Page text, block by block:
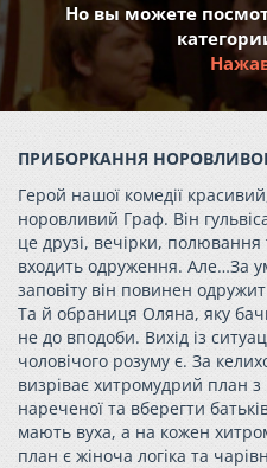
Но вы можете
ПРИБОРКАННЯ
Герой нашої комедії
норовливий Граф. Він
це друзі, вечірки,
входить одруження. Але…За
заповіту він повинен
Та й обраниця Оляна, яку
не до вподоби. Вихід із
чоловічого розуму є. За
визріває хитромудрий план
нареченої та вберегти
мають вуха, а на кожен
план є жіноча логіка та